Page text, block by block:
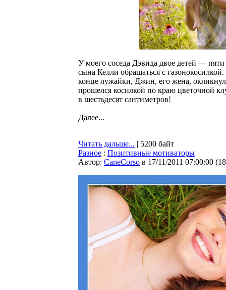
У моего соседа Дэвида двое детей —
сына Келли обращаться с
конце лужайки, Джин, его жена,
прошелся косилкой по краю цветочной
в шестьдесят сантиметров!
Далее...
Читать дальше... | 5200 байт
Разное : Позитивные мотиваторы
Автор: CaneCorso в 17/11/2011 07:00:00 (